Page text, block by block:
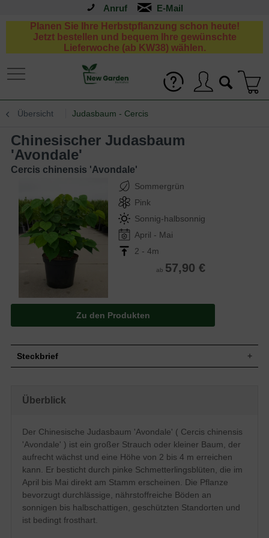
Anruf
Planen Sie Ihre Herbstpflanzung schon heute!
Jetzt bestellen und bequem Ihre gewünschte
Lieferwoche (ab KW38) wählen.
Übersicht Judasbaum - Cercis
Chinesischer Judasbaum
'Avondale'
Cercis chinensis 'Avondale'
Sommergrün
Pink
Sonnig-halbsonnig
April - Mai
2 - 4m
ab 57,90 €
Zu den Produkten
Steckbrief
Blatt
Sommergrün, herzförmig, am Ende
zugespitzt, Oberseite dunkelgrün,
Unterseite heller, Herbstfärbung leuchtend
gelb, sehr groß und attraktiv
Frucht
Flache, braune Hülsenfrüchte
Pinke Schmetterlingsblüten (direkt am
Stamm)
Blütezeit
April - Mai
Rinde
Graubraun, später flach gefurcht
Überblick
Der Chinesische Judasbaum 'Avondale' ( Cercis chinensis
'Avondale' ) ist ein großer Strauch oder kleiner Baum, der
aufrecht wächst und eine Höhe von 2 bis 4 m erreichen
kann. Er besticht durch pinke Schmetterlingsblüten, die im
April bis Mai direkt am Stamm erscheinen. Die Pflanze
bevorzugt durchlässige, nährstoffreiche Böden an
sonnigen bis halbschattigen, geschützten Standorten und
ist bedingt frosthart.